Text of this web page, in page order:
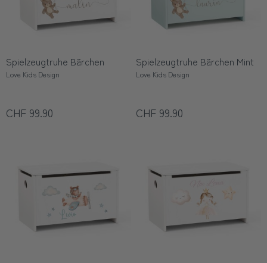
Spielzeugtruhe Bärchen
Love Kids Design
CHF 99.90
Spielzeugtruhe Bärchen Mint
Love Kids Design
CHF 99.90